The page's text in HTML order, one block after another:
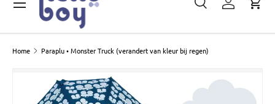
Zoeken
Productsoort
ZoekenInloggen
Home Paraplu • Monster Truck (verandert van kleur bij regen)